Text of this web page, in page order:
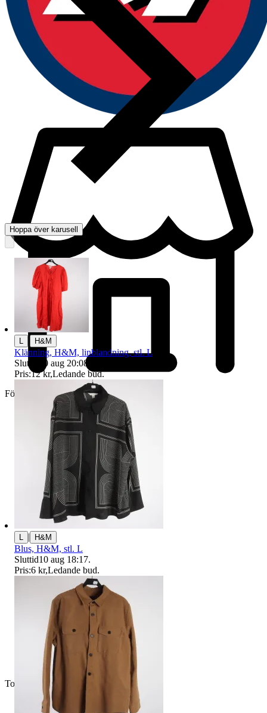
Företag
Toppsäljare
Hoppa över karusell
L H&M
Klänning, H&M, linblandning, stl. L
Sluttid
10 aug 20:08
Pris:12 kr,Ledande bud.
L | H&M
Blus, H&M, stl. L
Sluttid10 aug 18:17.
Pris:6 kr,Ledande bud.